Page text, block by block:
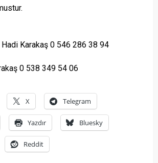
Karakaş 0 546 286 38 94
0 538 349 54 06
X Telegram
Yazdır Bluesky
Reddit